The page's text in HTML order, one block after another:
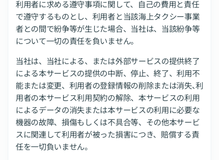
利用者に求める遵守事項に関して、自己の費用と責任
で遵守するものとし、利用者と当該海上タクシー事業
者との間で紛争等が生じた場合、当社は、当該紛争等
について一切の責任を負いません。
当社は、当社による、または外部サービスの提供終了
による本サービスの提供の中断、停止、終了、利用不
能または変更、利用者の登録情報の削除または消失､利
用者の本サービス利用契約の解除、本サービスの利用
によるデータの消失または本サービスの利用に必要な
機器の故障、損傷もしくは不具合等、その他本サービ
スに関連して利用者が被った損害につき、賠償する責
任を一切負いません。